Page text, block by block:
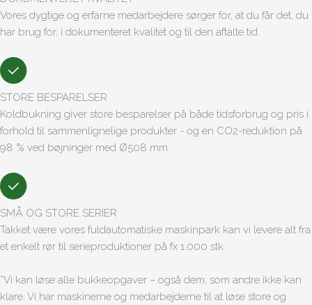
Vores dygtige og erfarne medarbejdere sørger for, at du får det, du
har brug for, i dokumenteret kvalitet og til den aftalte tid.
STORE BESPARELSER
Koldbukning giver store besparelser på både tidsforbrug og pris i
forhold til sammenlignelige produkter - og en CO2-reduktion på
98 % ved bøjninger med Ø508 mm
SMÅ OG STORE SERIER
Takket være vores fuldautomatiske maskinpark kan vi levere alt fra
et enkelt rør til serieproduktioner på fx 1.000 stk.
”Vi kan løse alle bukkeopgaver – også dem, som andre ikke kan
klare. Vi har maskinerne og medarbejderne til at løse store og